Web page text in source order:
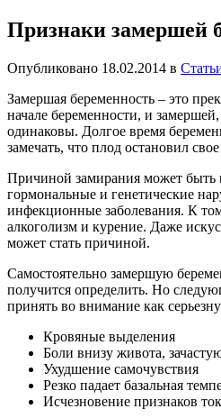
Признаки замершей
Опубликовано 18.02.2014 в
Замершая беременность – это
начале беременности, и
одинаковы. Долгое время
замечать, что плод остановил
Причиной замирания может быть
гормональные и генетические
инфекционные заболевания. К
алкоголизм и курение. Даже
может стать причиной.
Самостоятельно замершую
получится определить. Но
принять во внимание как
Кровяные выделения
Боли внизу живота,
Ухудшение самочувствия
Резко падает базальная
Исчезновение признаков